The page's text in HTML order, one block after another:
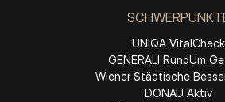
UNIQA VitalCheck
GENERALI RundUm
Wiener Städtische
DONAU Aktiv